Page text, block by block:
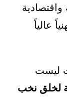
عالياً
ليست
لخلق نخب